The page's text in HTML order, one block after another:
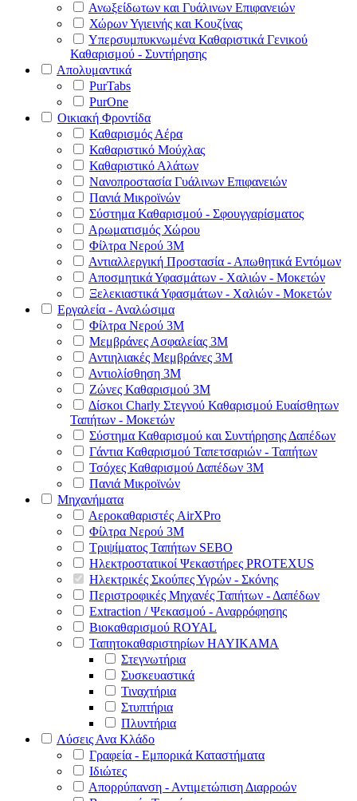
Ανωξείδωτων και Γυάλινων Επιφανειών
Χώρων Υγιεινής και Κουζίνας
Υπερσυμπυκνωμένα Καθαριστικά Γενικού
Καθαρισμού - Συντήρησης
Απολυμαντικά
PurTabs
PurOne
Οικιακή Φροντίδα
Καθαρισμός Αέρα
Καθαριστικό Μούχλας
Καθαριστικό Αλάτων
Νανοπροστασία Γυάλινων Επιφανειών
Πανιά Μικροϊνών
Σύστημα Καθαρισμού - Σφουγγαρίσματος
Αρωματισμός Χώρου
Φίλτρα Νερού 3Μ
Αντιαλλεργική Προστασία - Απωθητικά Εντόμων
Αποσμητικά Υφασμάτων - Χαλιών - Μοκετών
Ξελεκιαστικά Υφασμάτων - Χαλιών - Μοκετών
Εργαλεία - Αναλώσιμα
Φίλτρα Νερού 3Μ
Μεμβράνες Ασφαλείας 3Μ
Αντιηλιακές Μεμβράνες 3Μ
Αντιολίσθηση 3Μ
Ζώνες Καθαρισμού 3Μ
Δίσκοι Charly Στεγνού Καθαρισμού Ευαίσθητων
Ταπήτων - Μοκετών
Σύστημα Καθαρισμού και Συντήρησης Δαπέδων
Γάντια Καθαρισμού Ταπετσαριών - Ταπήτων
Τσόχες Καθαρισμού Δαπέδων 3Μ
Πανιά Μικροϊνών
Μηχανήματα
Αεροκαθαριστές AirXPro
Φίλτρα Νερού 3M
Τριψίματος Ταπήτων SEBO
Ηλεκτροστατικοί Ψεκαστήρες PROTEXUS
Ηλεκτρικές Σκούπες Υγρών - Σκόνης
Περιστροφικές Μηχανές Ταπήτων - Δαπέδων
Extraction / Ψεκασμού - Αναρρόφησης
Βιοκαθαρισμού ROYAL
Ταπητοκαθαριστηρίων HAYIKAMA
Στεγνωτήρια
Συσκευαστικά
Τιναχτήρια
Στυπτήρια
Πλυντήρια
Λύσεις Ανα Κλάδο
Γραφεία - Εμπορικά Καταστήματα
Ιδιώτες
Απορρύπανση - Αντιμετώπιση Διαρροών